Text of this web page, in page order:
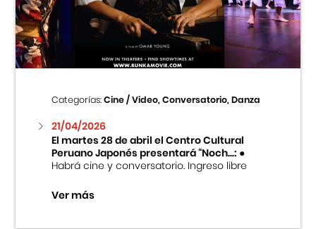
Centro Cultural Peruano Japonés
Cursos
Museo de la Inmigración Japonesa
Fondo Editorial
Teatro Peruano Japonés
Categorías:Cine / Video, Conversatorio, Danza
21/04/2026
El martes 28 de abril el Centro Cultural
Peruano Japonés presentará “Noch...:●
Habrá cine y conversatorio. Ingreso libre
Ver más